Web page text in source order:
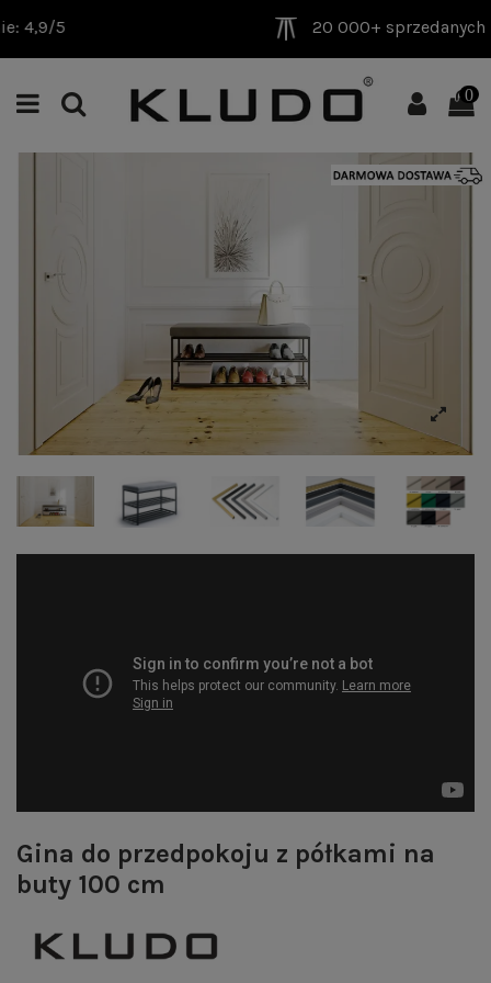
20 000+ sprzedanych produktów
0
Gina do przedpokoju z półkami na
buty 100 cm